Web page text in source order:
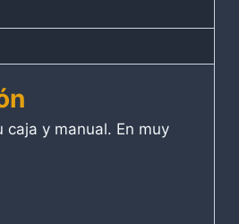
caja y manual. En muy